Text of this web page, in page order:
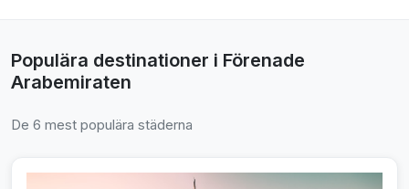
Populära destinationer i Förenade
Arabemiraten
De 6 mest populära städerna